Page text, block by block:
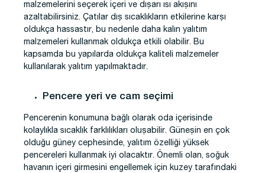
malzemelerini seçerek içeri ve dışarı ısı akışını
azaltabilirsiniz. Çatılar dış sıcaklıkların etkilerine karşı
oldukça hassastır, bu nedenle daha kalın yalıtım
malzemeleri kullanmak oldukça etkili olabilir. Bu
kapsamda bu yapılarda oldukça kaliteli malzemeler
kullanılarak yalıtım yapılmaktadır.
Pencere yeri ve cam seçimi
Pencerenin konumuna bağlı olarak oda içerisinde
kolaylıkla sıcaklık farklılıkları oluşabilir. Güneşin en çok
olduğu güney cephesinde, yalıtım özelliği yüksek
pencereleri kullanmak iyi olacaktır. Önemli olan, soğuk
havanın içeri girmesini engellemek için kuzey tarafındaki